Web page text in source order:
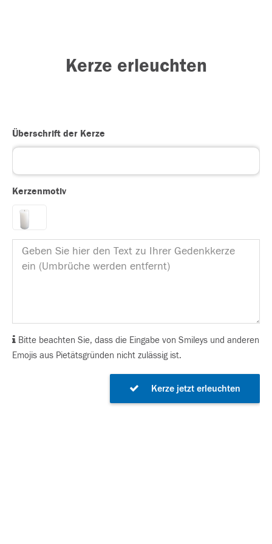
Kerze erleuchten
Überschrift der Kerze
Kerzenmotiv
Bitte beachten Sie, dass die Eingabe von Smileys und anderen
Emojis aus Pietätsgründen nicht zulässig ist.
Kerze jetzt erleuchten